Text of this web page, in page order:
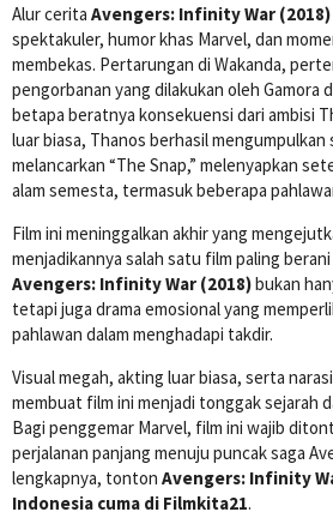
Alur cerita Avengers: Infinity War (2018)
spektakuler, humor khas Marvel, dan
membekas. Pertarungan di Wakanda,
pengorbanan yang dilakukan oleh Gamora
betapa beratnya konsekuensi dari ambisi
luar biasa, Thanos berhasil
melancarkan “The Snap,” melenyapkan
alam semesta, termasuk beberapa
Film ini meninggalkan akhir yang
menjadikannya salah satu film paling
Avengers: Infinity War (2018)bukan
tetapi juga drama emosional yang
pahlawan dalam menghadapi takdir.
Visual megah, akting luar biasa, serta
membuat film ini menjadi tonggak sejarah
Bagi penggemar Marvel, film ini wajib
perjalanan panjang menuju puncak saga
lengkapnya, tonton Avengers: Infinity
Indonesia cuma di Filmkita21.